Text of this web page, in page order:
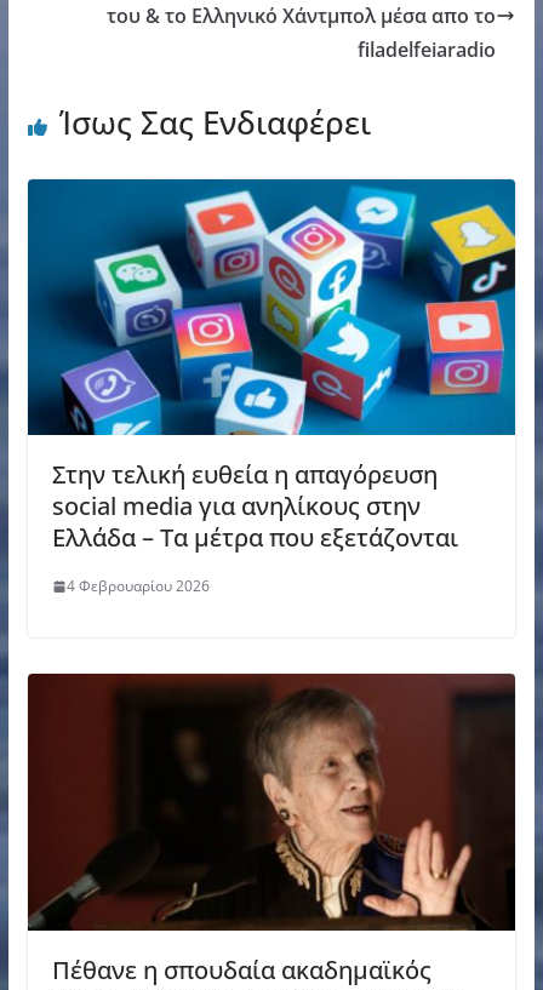
του & το Ελληνικό Χάντμπολ μέσα απο το
filadelfeiaradio
Ίσως Σας Ενδιαφέρει
Στην τελική ευθεία η απαγόρευση
social media για ανηλίκους στην
Ελλάδα – Τα μέτρα που εξετάζονται
4 Φεβρουαρίου 2026
Πέθανε η σπουδαία ακαδημαϊκός